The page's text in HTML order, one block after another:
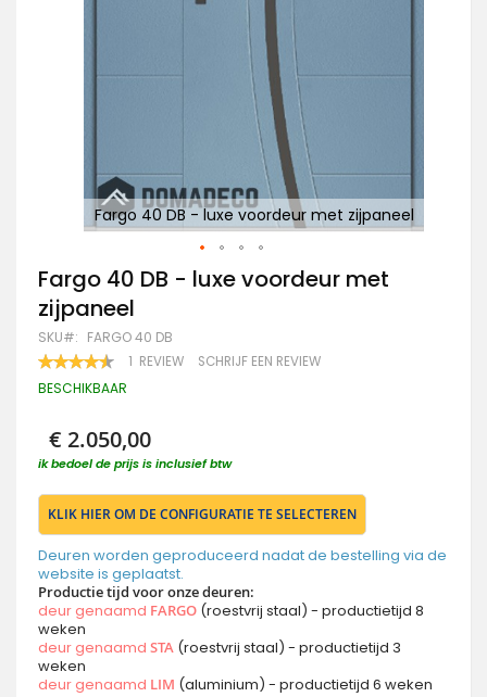
Fargo 40 DB - luxe voordeur met zijpaneel
Ga
naar
het
begin
van
de
afbeeldingen-
Fargo 40 DB - luxe voordeur met
zijpaneel
SKU FARGO 40 DB
WAARDERING:1 REVIEW SCHRIJF EEN REVIEW
BESCHIKBAAR
€ 2.050,00
ik bedoel de prijs is inclusief btw
KLIK HIER OM DE CONFIGURATIE TE SELECTEREN
Deuren worden geproduceerd nadat de bestelling via de
website is geplaatst.
Productie tijd voor onze deuren:
deur genaamd FARGO (roestvrij staal) - productietijd 8
weken
deur genaamd STA (roestvrij staal) - productietijd 3
weken
deur genaamd LIM (aluminium) - productietijd 6 weken